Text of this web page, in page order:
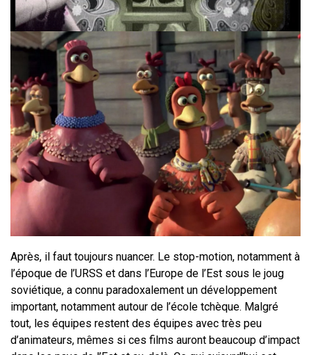
Après, il faut toujours nuancer. Le stop-motion, notamment à
l’époque de l’URSS et dans l’Europe de l’Est sous le joug
soviétique, a connu paradoxalement un développement
important, notamment autour de l’école tchèque. Malgré
tout, les équipes restent des équipes avec très peu
d’animateurs, mêmes si ces films auront beaucoup d’impact